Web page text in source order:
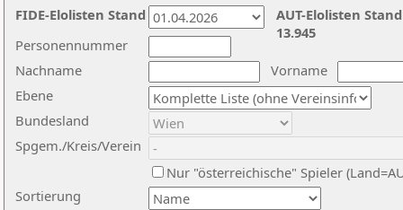
Nachname
Vorname
Ebene
Sortierung
Personennummer
Bundesland
Spgem./Kreis/Verein
Nur "österreichische" Spieler
AUT-Elolisten
13.945
FIDE-Elolisten Stand